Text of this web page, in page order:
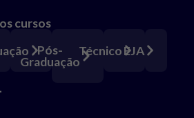
cursos
Pós-
Graduação
TécnicoEJA